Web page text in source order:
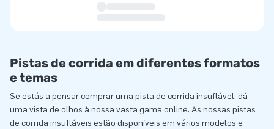
Pistas de corrida em diferentes formatos
e temas
Se estás a pensar comprar uma pista de corrida insuflável, dá
uma vista de olhos à nossa vasta gama online. As nossas pistas
de corrida insufláveis estão disponíveis em vários modelos e